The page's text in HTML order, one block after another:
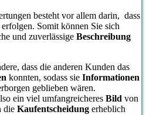
besteht vor allem darin, dass
erfolgen. Somit können Sie sich
und zuverlässige Beschreibung
dass die anderen Kunden das
konnten, sodass sie Informationen
geblieben wären.
ein viel umfangreicheres Bild von
die Kaufentscheidung erheblich